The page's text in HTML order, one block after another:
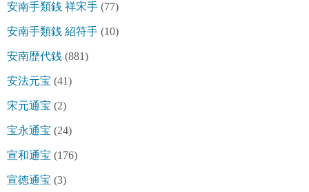
安南手類銭 祥宋手 (77)
安南手類銭 紹符手 (10)
安南歴代銭 (881)
安法元宝 (41)
宋元通宝 (2)
宝永通宝 (24)
宣和通宝 (176)
宣徳通宝 (3)